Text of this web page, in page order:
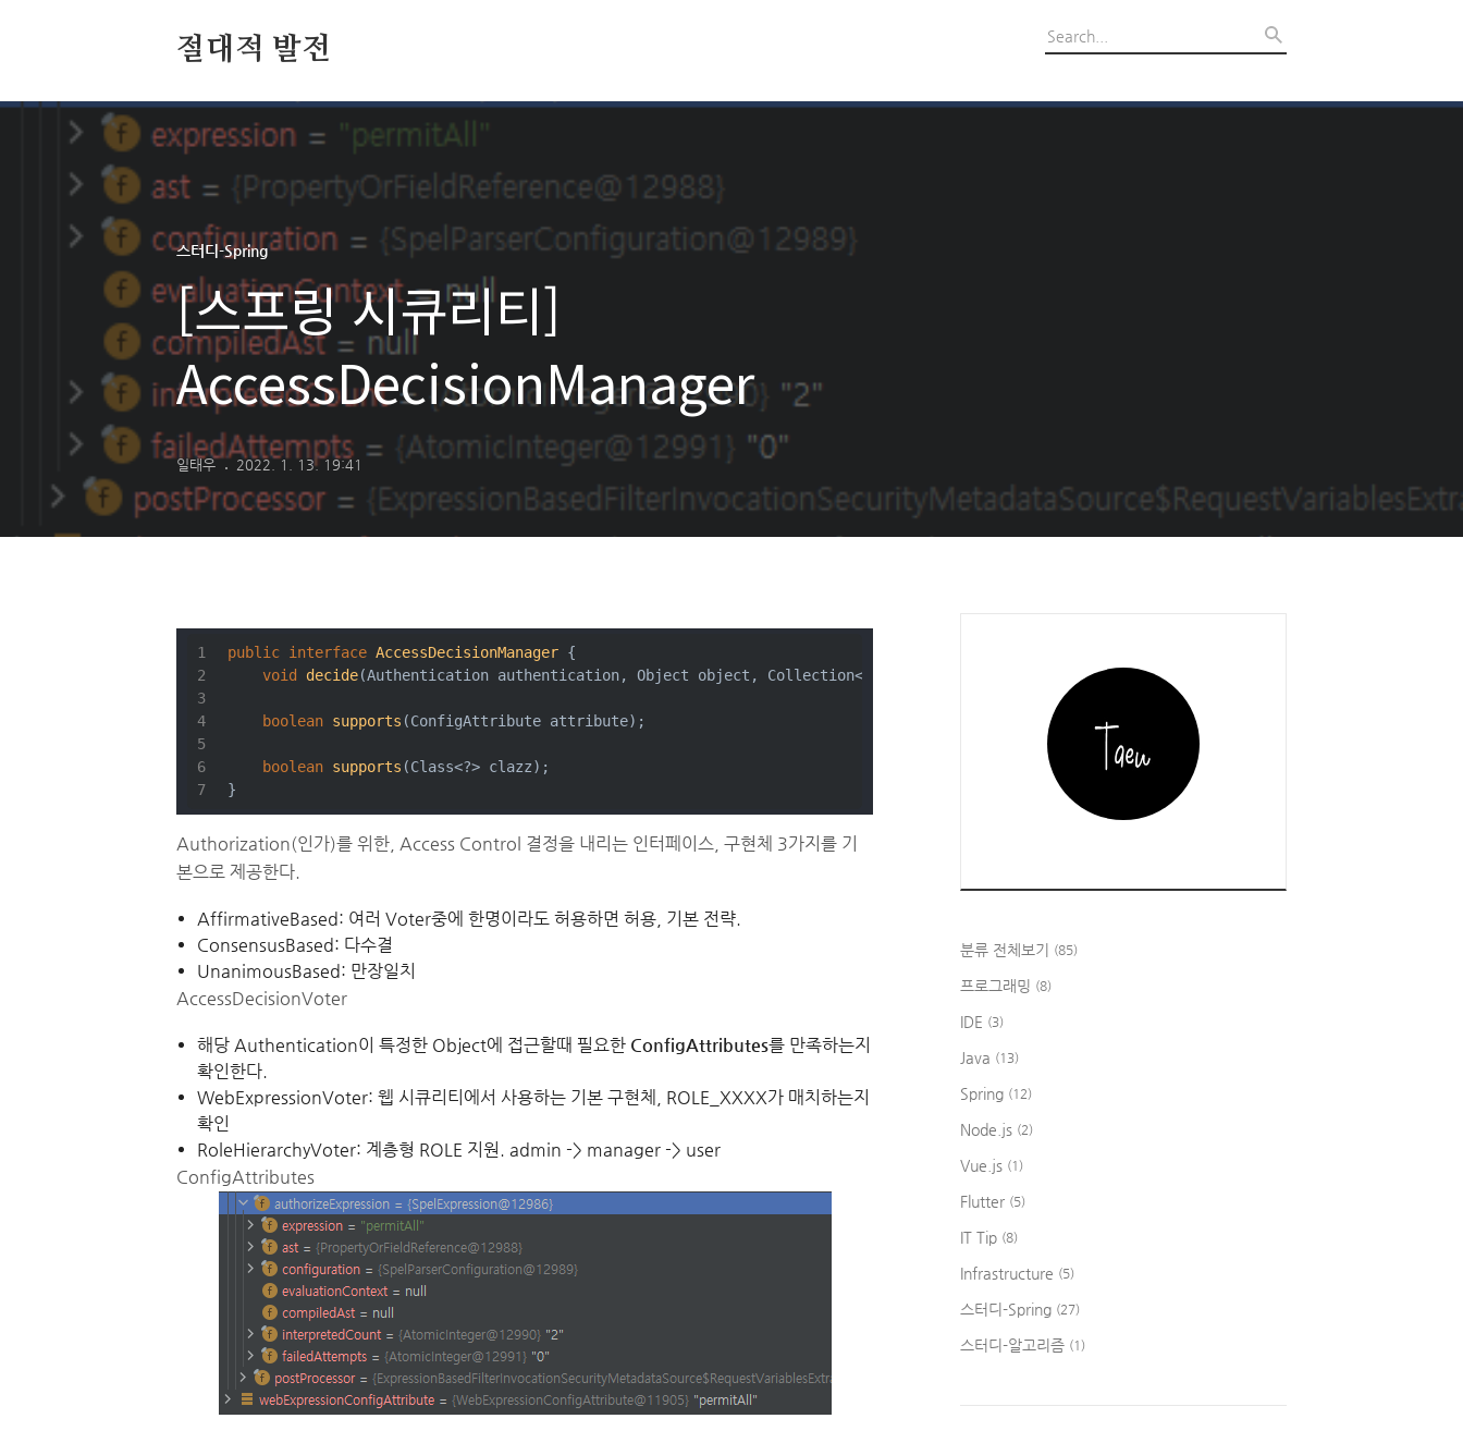
절대적 발전
스터디-Spring
[스프링 시큐리티]
AccessDecisionManager
일태우 2022. 1. 13. 19:41
public interface AccessDecisionManager {
void
decide(Authentication authentication, Object object, Collection<ConfigAttribute> configAttributes)
boolean supports (ConfigAttribute attribute) ;
boolean supports (Class<?> clazz) ;
}
Authorization(인가)를 위한, Access Control 결정을 내리는 인터페이스, 구현체 3가지를 기
본으로 제공한다.
AffirmativeBased: 여러 Voter중에 한명이라도 허용하면 허용, 기본 전략.
ConsensusBased: 다수결
UnanimousBased: 만장일치
AccessDecisionVoter
해당 Authentication이 특정한 Object에 접근할때 필요한 ConfigAttributes를 만족하는지
확인한다.
WebExpressionVoter: 웹 시큐리티에서 사용하는 기본 구현체, ROLE_XXXX가 매치하는지
확인
RoleHierarchyVoter: 계층형 ROLE 지원. admin -> manager -> user
ConfigAttributes
분류 전체보기 (85)
프로그래밍 (8)
IDE (3)
Java (13)
Spring (12)
Node.js (2)
Vue.js (1)
Flutter (5)
IT Tip (8)
Infrastructure (5)
스터디-Spring (27)
스터디-알고리즘 (1)